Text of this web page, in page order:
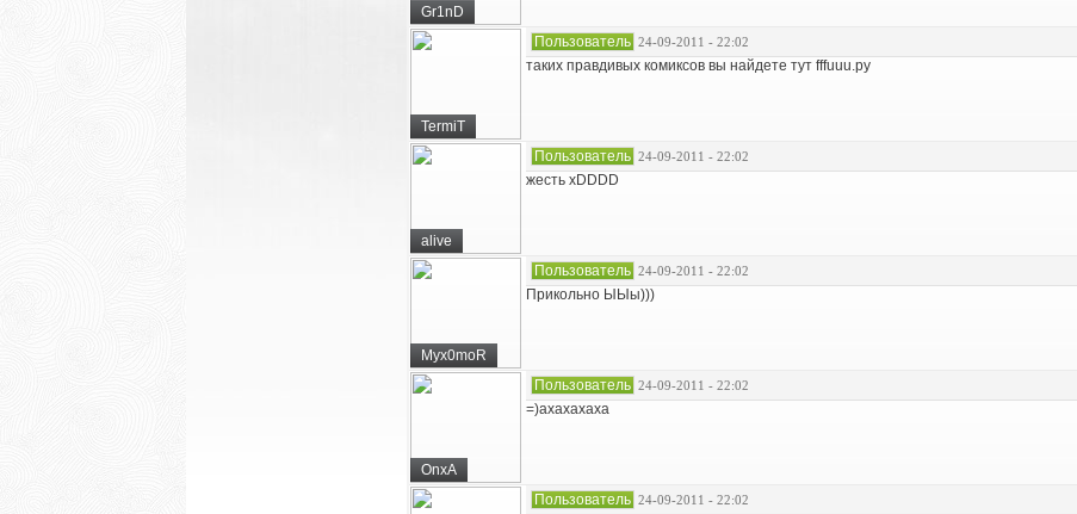
Gr1nD
TermiT
Пользователь 24-09-2011 - 22:02
таких правдивых комиксов вы найдете тут fffuuu.ру
alive
Пользователь 24-09-2011 - 22:02
жесть xDDDD
Myx0moR
Пользователь 24-09-2011 - 22:02
Прикольно ЫЫы)))
OnxA
Пользователь 24-09-2011 - 22:02
=)ахахахаха
Пользователь 24-09-2011 - 22:02